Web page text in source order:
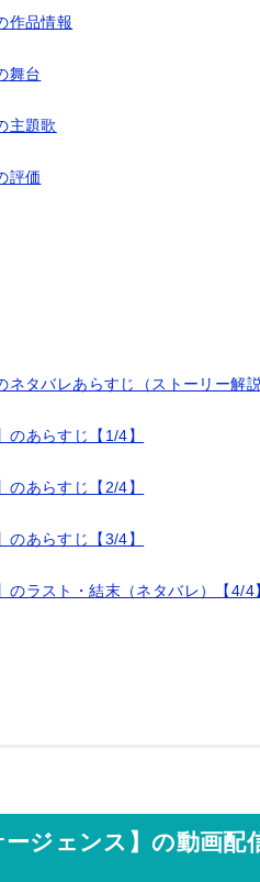
作品情報
舞台
主題歌
評価
タバレあらすじ（ストーリー解説
あらすじ【1/4】
あらすじ【2/4】
あらすじ【3/4】
ラスト・結末（ネタバレ）【4/4
ジェンス】の動画配